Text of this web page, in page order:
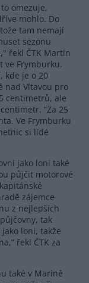
omezuje,
mohlo. Do
tam nemají
sezonu
řekl ČTK Martin
ve Frymburku.
kde je o 20
nad Vltavou pro
centimetrů, ale
“Za 25
Ve Frymburku
si lidé
jako loni také
půjčit motorové
zájemce
z nejlepších
tak
loni, takže
řekl ČTK za
také v Marině